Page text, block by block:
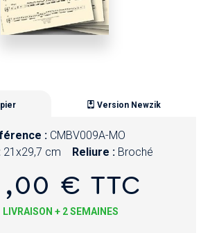
Version Newzik
: CMBV009A-MO
21x29,7 cm Reliure : Broché
€ TTC
LIVRAISON + 2 SEMAINES